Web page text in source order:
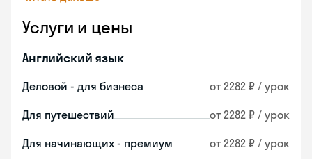
Услуги и цены
Английский язык
Деловой - для бизнеса от 2282 ₽ / урок
Для путешествий от 2282 ₽ / урок
Для начинающих - премиум от 2282 ₽ / урок